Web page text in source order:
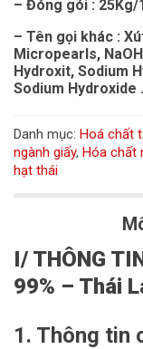
– Đóng gói : 25Kg/
– Tên gọi khác :
Micropearls,
Hydroxit, Sodium
Sodium Hydroxide
Danh mục: Hoá chất
ngành giấy, Hóa chất
hạt thái
I/ THÔNG
99% – Thái
1. Thông tin